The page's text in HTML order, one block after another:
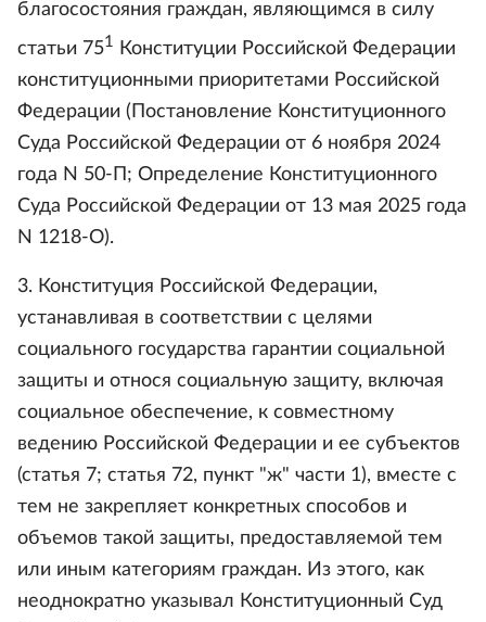
благосостояния граждан, являющимся в силу
статьи 751 Конституции Российской Федерации
конституционными приоритетами Российской
Федерации (Постановление Конституционного
Суда Российской Федерации от 6 ноября 2024
года N 50-П; Определение Конституционного
Суда Российской Федерации от 13 мая 2025 года
N 1218-О).
3. Конституция Российской Федерации,
устанавливая в соответствии с целями
социального государства гарантии социальной
защиты и относя социальную защиту, включая
социальное обеспечение, к совместному
ведению Российской Федерации и ее субъектов
(статья 7; статья 72, пункт "ж" части 1), вместе с
тем не закрепляет конкретных способов и
объемов такой защиты, предоставляемой тем
или иным категориям граждан. Из этого, как
неоднократно указывал Конституционный Суд